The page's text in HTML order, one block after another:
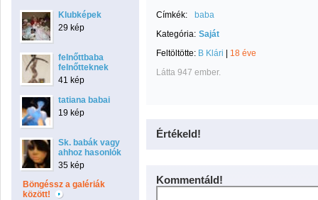
Klubképek
29 kép
felnőttbaba
felnőtteknek
41 kép
tatiana babai
19 kép
Sk. babák vagy
ahhoz hasonlók
35 kép
Böngéssz a galériák
között!
Címkék:
baba
Kategória: Saját
Feltöltötte: B Klári
18 éve
Látta 947 ember.
Értékeld!
Kommentáld!